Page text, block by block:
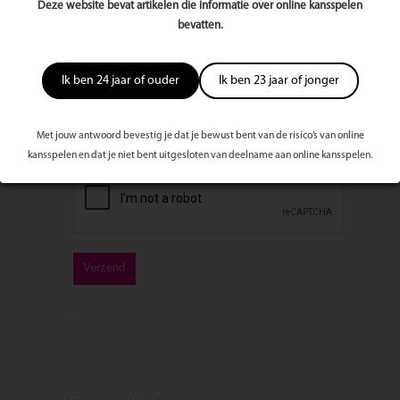
Deze website bevat artikelen die informatie over online kansspelen
bevatten.
Ik ben 24 jaar of ouder Ik ben 23 jaar of jonger
Met jouw antwoord bevestig je dat je bewust bent van de risico’s van online
kansspelen en dat je niet bent uitgesloten van deelname aan online kansspelen.